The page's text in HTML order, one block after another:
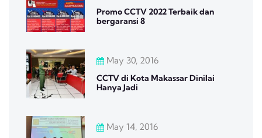
Promo CCTV 2022 Terbaik dan
bergaransi 8
May 30, 2016
CCTV di Kota Makassar Dinilai
Hanya Jadi
May 14, 2016